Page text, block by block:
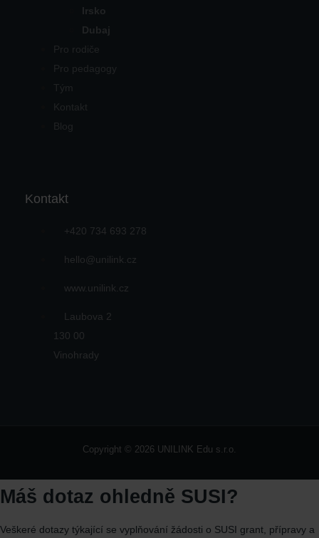
Irsko
Dubaj
Pro rodiče
Pro pedagogy
Tým
Kontakt
Blog
Kontakt
+420 734 693 278
hello@unilink.cz
www.unilink.cz
Laubova 2
130 00
Vinohrady
Copyright © 2026 UNILINK Edu s.r.o.
Máš dotaz ohledně SUSI?
Veškeré dotazy týkající se vyplňování žádosti o SUSI grant, přípravy a